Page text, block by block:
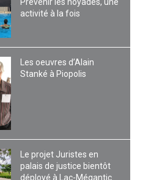
Prévenir les noyades, une
activité à la fois
Les oeuvres d’Alain
Stanké à Piopolis
Le projet Juristes en
palais de justice bientôt
déployé à Lac-Mégantic